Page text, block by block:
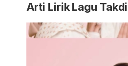
Arti Lirik Lagu